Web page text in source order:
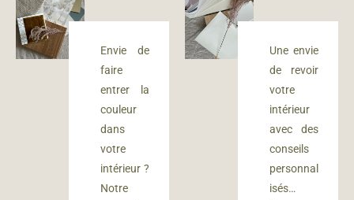
Envie de
faire
entrer la
couleur
dans
votre
intérieur ?
Notre
Une envie
de revoir
votre
intérieur
avec des
conseils
personnal
isés…